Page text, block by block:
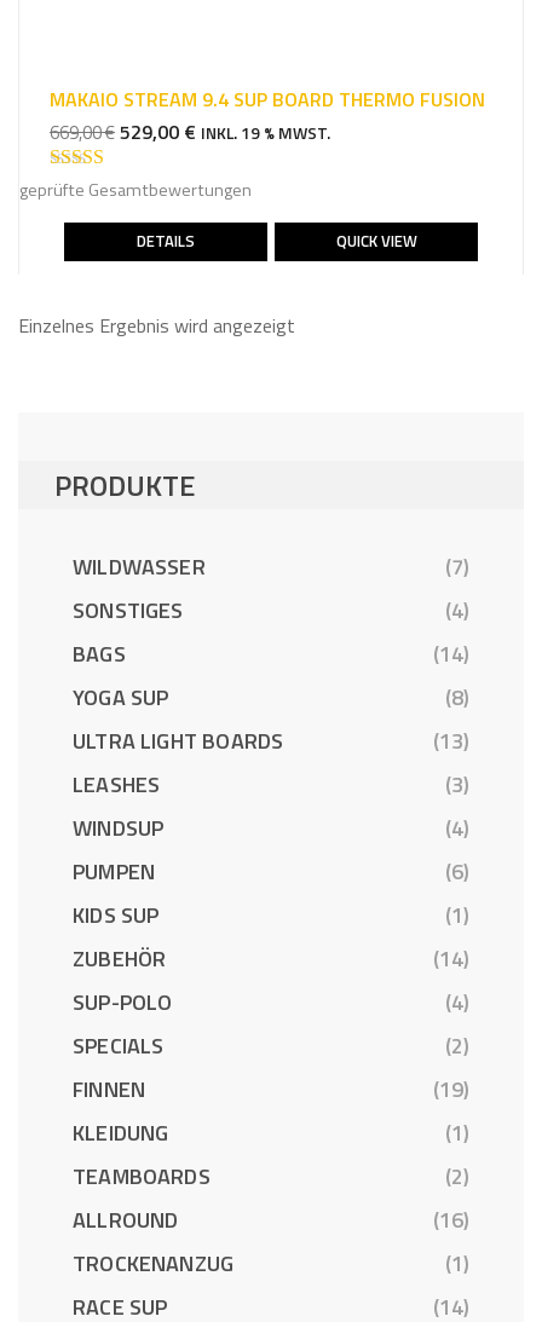
MAKAIO STREAM 9.4 SUP BOARD THERMO FUSION
669,00€URSPRÜNGLICHER
WAR:
669,00 €
529,00 € AKTUELLER
IST:
529,00 €.
INKL. 19 % MWST.
Bewertet mit
geprüfte Gesamtbewertungen
DETAILS QUICK VIEW
Einzelnes Ergebnis wird angezeigt
PRODUKTE
WILDWASSER
(7)
SONSTIGES
(4)
BAGS
(14)
YOGA SUP
(8)
ULTRA LIGHT BOARDS
(13)
LEASHES
(3)
WINDSUP
(4)
PUMPEN
(6)
KIDS SUP
(1)
ZUBEHÖR
(14)
SUP-POLO
(4)
SPECIALS
(2)
FINNEN
(19)
KLEIDUNG
(1)
TEAMBOARDS
(2)
ALLROUND
(16)
TROCKENANZUG
(1)
RACE SUP
(14)